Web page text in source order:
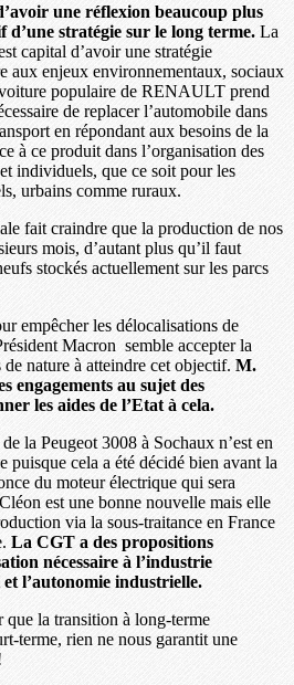
une réflexion beaucoup plus
d’une stratégie sur le long terme. La
capital d’avoir une stratégie
aux enjeux environnementaux, sociaux
populaire de RENAULT prend
de replacer l’automobile dans
en répondant aux besoins de la
à ce produit dans l’organisation des
individuels, que ce soit pour les
urbains comme ruraux.
fait craindre que la production de nos
mois, d’autant plus qu’il faut
stockés actuellement sur les parcs
empêcher les délocalisations de
Macron semble accepter la
de nature à atteindre cet objectif. M.
engagements au sujet des
les aides de l’Etat à cela.
la Peugeot 3008 à Sochaux n’est en
puisque cela a été décidé bien avant la
du moteur électrique qui sera
est une bonne nouvelle mais elle
via la sous-traitance en France
La CGT a des propositions
nécessaire à l’industrie
l’autonomie industrielle.
la transition à long-terme
terme, rien ne nous garantit une